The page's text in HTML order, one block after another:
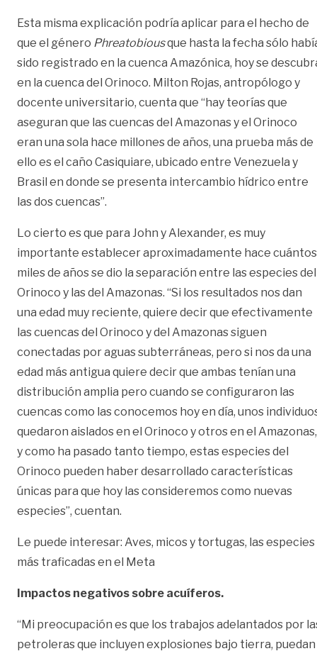
Esta misma explicación podría aplicar para el hecho de
que el género Phreatobiousque hasta la fecha sólo
sido registrado en la cuenca Amazónica, hoy se
en la cuenca del Orinoco. Milton Rojas, antropólogo y
docente universitario, cuenta que “hay teorías que
aseguran que las cuencas del Amazonas y el Orinoco
eran una sola hace millones de años, una prueba más de
ello es el caño Casiquiare, ubicado entre Venezuela y
Brasil en donde se presenta intercambio hídrico entre
las dos cuencas”.
Lo cierto es que para John y Alexander, es muy
importante establecer aproximadamente hace cuántos
miles de años se dio la separación entre las especies del
Orinoco y las del Amazonas. “Si los resultados nos dan
una edad muy reciente, quiere decir que efectivamente
las cuencas del Orinoco y del Amazonas siguen
conectadas por aguas subterráneas, pero si nos da una
edad más antigua quiere decir que ambas tenían una
distribución amplia pero cuando se configuraron las
cuencas como las conocemos hoy en día, unos
quedaron aislados en el Orinoco y otros en el Amazonas,
y como ha pasado tanto tiempo, estas especies del
Orinoco pueden haber desarrollado características
únicas para que hoy las consideremos como nuevas
especies”, cuentan.
Le puede interesar: Aves, micos y tortugas, las especies
más traficadas en el Meta
Impactos negativos sobre acuíferos.
“Mi preocupación es que los trabajos adelantados por
petroleras que incluyen explosiones bajo tierra, puedan